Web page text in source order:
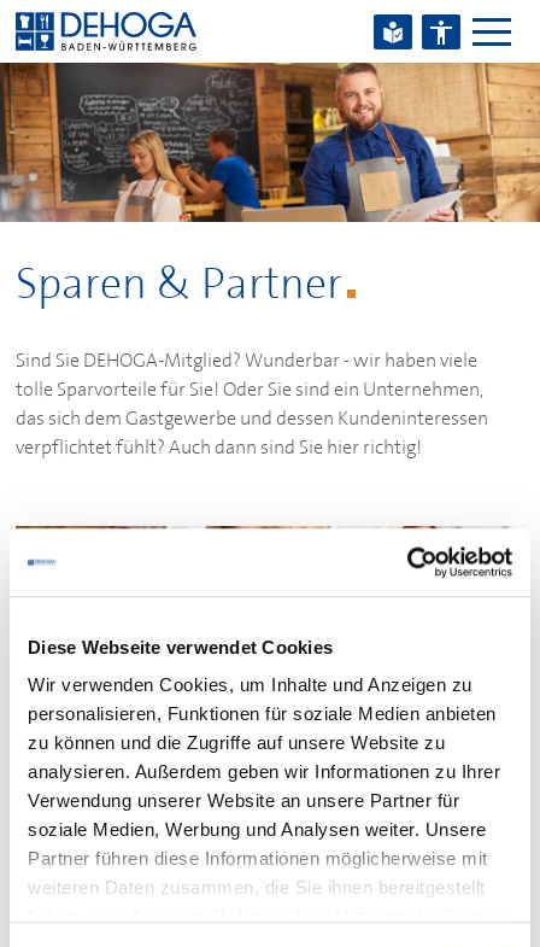
Diese Webseite verwendet Cookies
Wir verwenden Cookies, um Inhalte und Anzeigen zu
personalisieren, Funktionen für soziale Medien anbieten
zu können und die Zugriffe auf unsere Website zu
analysieren. Außerdem geben wir Informationen zu Ihrer
Verwendung unserer Website an unsere Partner für
soziale Medien, Werbung und Analysen weiter. Unsere
Partner führen diese Informationen möglicherweise mit
weiteren Daten zusammen, die Sie ihnen bereitgestellt
Zum Hauptinhalt springen
Zum Footerinhalt springen
Sparen & Partner
Sind SieDEHOGA-Mitglied? Wunderbar - wir haben viele
tolle Sparvorteile für Sie! Oder Sie sind ein Unternehmen,
das sich dem Gastgewerbe und dessen Kundeninteressen
verpflichtet fühlt? Auch dann sind Sie hier richtig!
Sparvorteile für
Mitglieder
DEHOGA -Mitglied können Sie bei vielen DEHOGA
Partnern sparen! Welche Partner Sparvorteile anbieten,